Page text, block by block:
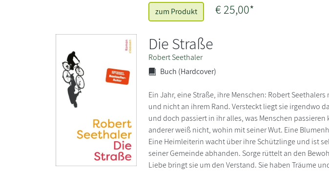
zum Produkt € 25,00*
Die Straße
Robert Seethaler
Buch (Hardcover)
Ein Jahr, eine Straße, ihre Menschen: Robert
und nicht an ihrem Rand. Versteckt liegt sie irgendwo
und doch passiert in ihr alles, was Menschen
anderer weiß nicht, wohin mit seiner Wut. Eine
Eine Heimleiterin wacht über ihre Schützlinge und ist
seiner Gemeinde abhanden. Sorge rüttelt an den
Liebe bringt sie um den Verstand. Sie haben Träume